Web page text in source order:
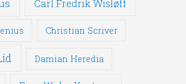
Carl Fredrik Wisløff
Christian Scriver
Damian Heredia